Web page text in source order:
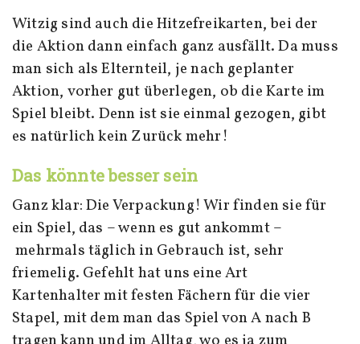
Witzig sind auch die Hitzefreikarten, bei der
die Aktion dann einfach ganz ausfällt. Da muss
man sich als Elternteil, je nach geplanter
Aktion, vorher gut überlegen, ob die Karte im
Spiel bleibt. Denn ist sie einmal gezogen, gibt
es natürlich kein Zurück mehr!
Das könnte besser sein
Ganz klar: Die Verpackung! Wir finden sie für
ein Spiel, das – wenn es gut ankommt –
mehrmals täglich in Gebrauch ist, sehr
friemelig. Gefehlt hat uns eine Art
Kartenhalter mit festen Fächern für die vier
Stapel, mit dem man das Spiel von A nach B